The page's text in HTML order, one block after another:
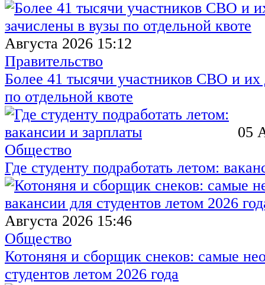
Августа 2026 15:12
Правительство
Более 41 тысячи участников СВО и их
по отдельной квоте
05
Общество
Где студенту подработать летом:
Августа 2026 15:46
Общество
Котоняня и сборщик снеков: самые
студентов летом 2026 года